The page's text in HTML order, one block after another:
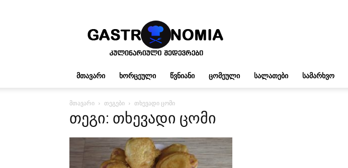
გასტრონომია
ᲛᲗᲐᲕᲐᲠᲘ ᲮᲝᲠᲪᲔᲣᲚᲘ ᲬᲕᲜᲘᲐᲜᲘ ᲪᲝᲛᲔᲣᲚᲘ ᲡᲐᲚᲐᲗᲔᲑᲘ ᲡᲐᲛᲐᲠᲮᲕᲝ
მთავარი თეგები თხევადი ცომი
თეგი: თხევადი ცომი